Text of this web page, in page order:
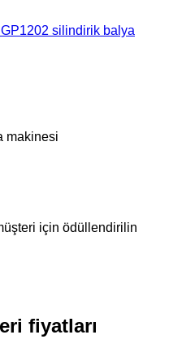
silindirik balya
makinesi
için ödüllendirilin
fiyatları